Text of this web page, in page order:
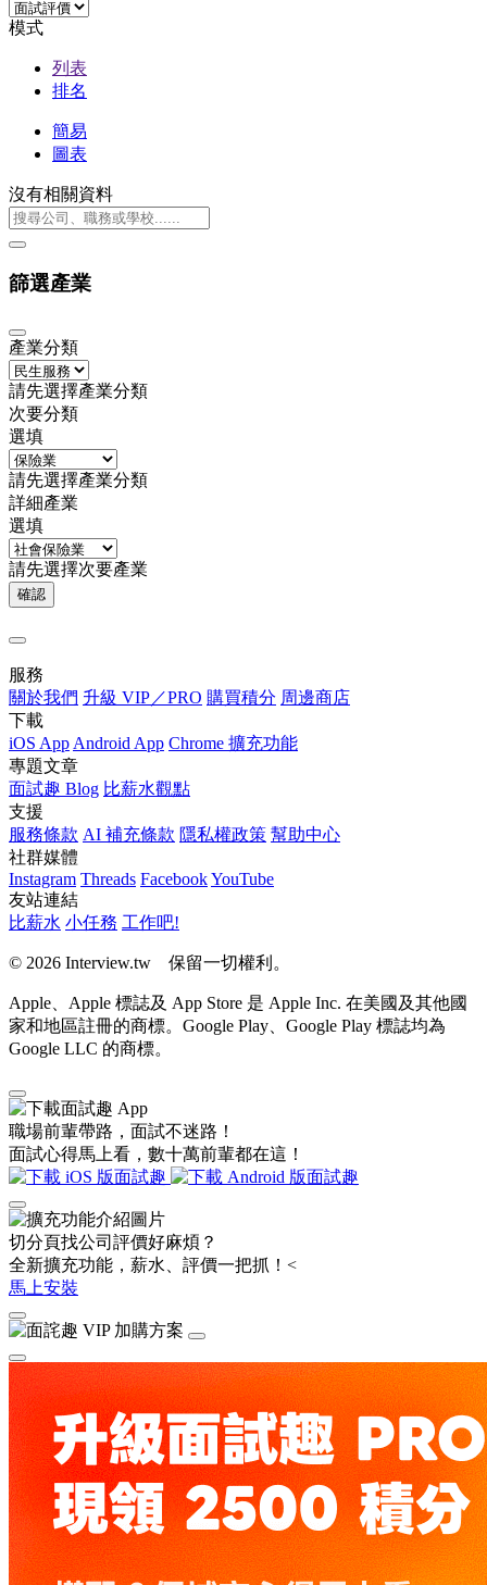
模式
列表
排名
簡易
圖表
沒有相關資料
篩選產業
產業分類
請先選擇產業分類
次要分類
選填
請先選擇產業分類
詳細產業
選填
請先選擇次要產業
確認
服務
關於我們 升級 VIP／PRO 購買積分 周邊商店
下載
iOS App Android App Chrome 擴充功能
專題文章
面試趣 Blog 比薪水觀點
支援
服務條款 AI 補充條款 隱私權政策 幫助中心
社群媒體
Instagram Threads FacebookYouTube
友站連結
比薪水 小任務 工作吧!
© 2026 Interview.tw 保留一切權利。
Apple、Apple 標誌及 App Store 是 Apple Inc. 在美國及其他國
家和地區註冊的商標。Google Play、Google Play 標誌均為
Google LLC 的商標。
職場前輩帶路，面試不迷路！
面試心得馬上看，數十萬前輩都在這！
切分頁找公司評價好麻煩？
全新擴充功能，薪水、評價一把抓！<
馬上安裝